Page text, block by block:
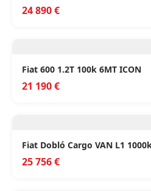
24 890 €
Fiat 600 1.2T 100k 6MT ICON
21 190 €
Fiat Dobló Cargo VAN L1
25 756 €